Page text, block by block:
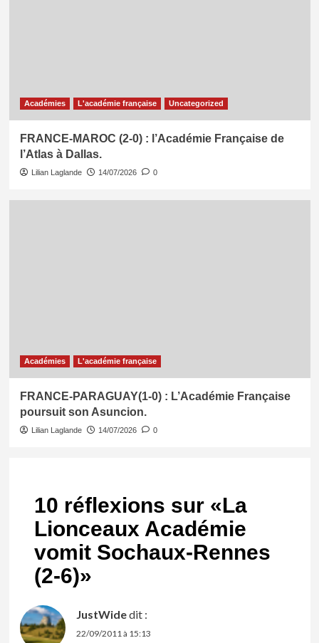
Académies L'académie française Uncategorized
FRANCE-MAROC (2-0) : l’Académie Française de
l’Atlas à Dallas.
Lilian Laglande 14/07/2026 0
Académies L'académie française
FRANCE-PARAGUAY(1-0) : L’Académie Française
poursuit son Asuncion.
Lilian Laglande 14/07/2026 0
10 réflexions sur «La
Lionceaux Académie
vomit Sochaux-Rennes
(2-6)»
JustWidedit :
22/09/2011 à 15:13